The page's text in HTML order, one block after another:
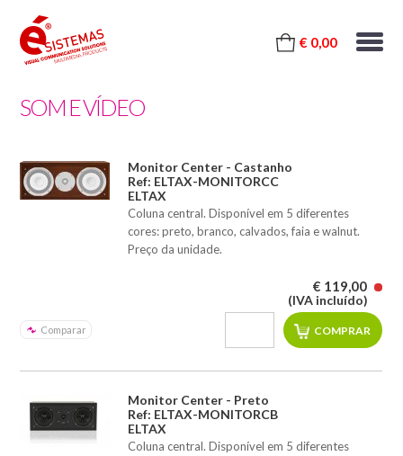
€ 0,00
SOM E VÍDEO
Monitor Center - Castanho
Ref: ELTAX-MONITORCC
ELTAX
Coluna central. Disponível em 5 diferentes
cores: preto, branco, calvados, faia e walnut.
Preço da unidade.
Comparar
€ 119,00
(IVA incluído)
Monitor Center - Preto
Ref: ELTAX-MONITORCB
ELTAX
Coluna central. Disponível em 5 diferentes